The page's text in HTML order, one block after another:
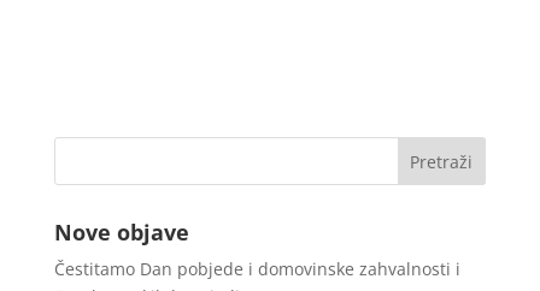
Nove objave
Čestitamo Dan pobjede i domovinske zahvalnosti i